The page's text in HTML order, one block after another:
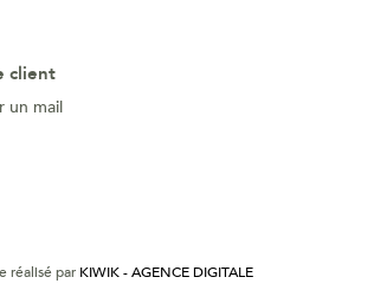
client
un mail
réalisé par KIWIK - AGENCE DIGITALE